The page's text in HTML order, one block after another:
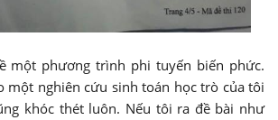
một phương trình phi tuyến biến phức.
một nghiên cứu sinh toán học trò của tôi
khóc thét luôn. Nếu tôi ra đề bài như